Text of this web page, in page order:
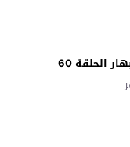
الحلقة 60